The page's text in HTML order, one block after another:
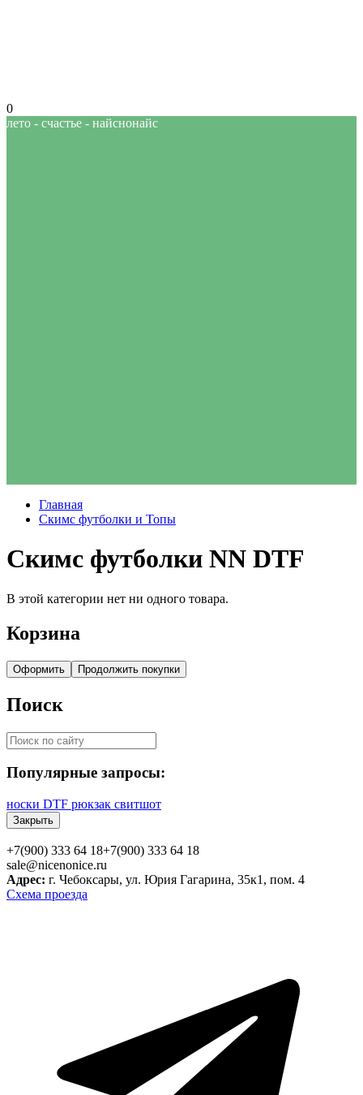
0
лето - счастье - найснонайс
Главная
Скимс футболки и Топы
Скимс футболки NN DTF
В этой категории нет ни одного товара.
Корзина
Оформить Продолжить покупки
Поиск
Популярные запросы:
носки DTF рюкзак свитшот
Закрыть
+7(900) 333 64 18+7(900) 333 64 18
sale@nicenonice.ru
Адрес: г. Чебоксары, ул. Юрия Гагарина, 35к1, пом. 4
Схема проезда